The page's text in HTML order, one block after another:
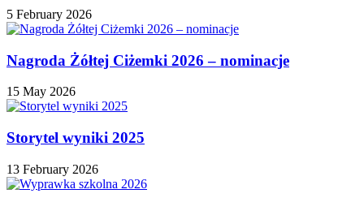
5 February 2026
Nagroda Żółtej Ciżemki 2026 – nominacje
15 May 2026
Storytel wyniki 2025
13 February 2026